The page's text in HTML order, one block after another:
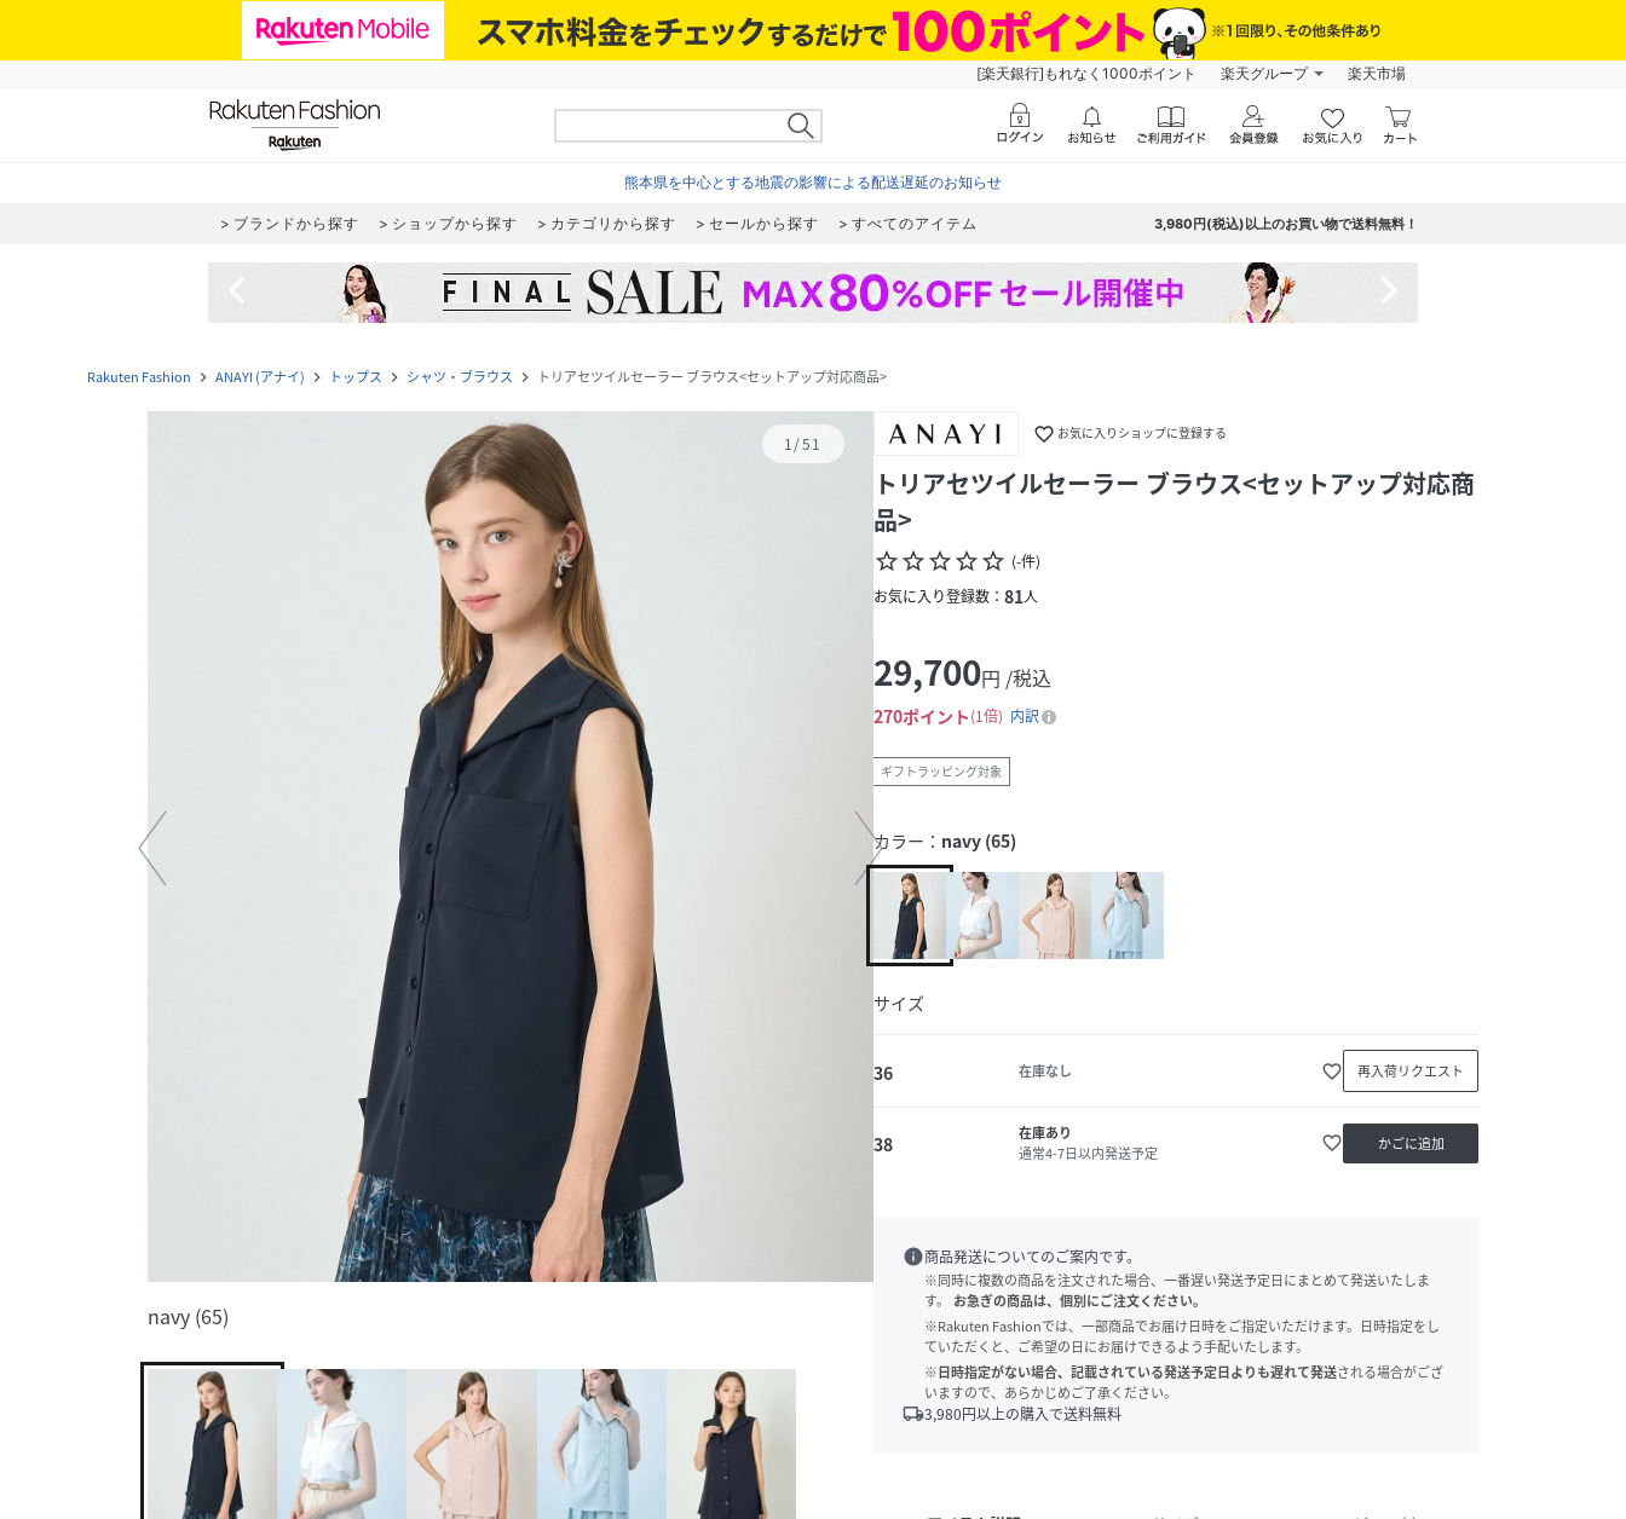
[楽天銀行]もれなく1000ポイント 楽天グループ 楽天市場
熊本県を中心とする地震の影響による配送遅延のお知らせ
ブランドから探す ショップから探す カテゴリから探す セールから探す すべてのアイテム 3,980円(税込)以上のお買い物で送料無料！
Rakuten Fashion navigate_next ANAYI (アナイ) navigate_next トップス navigate_next シャツ・ブラウス navigate_next トリアセツイルセーラー ブラウス<セットアップ対応商品>
1/51
navy (65)
favorite_border お気に入りショップに登録する
トリアセツイルセーラー ブラウス<セットアップ対応商
品>
star_borderstar_borderstar_borderstar_borderstar_border (-件)
お気に入り登録数： 81人
29,700円 /税込
270ポイント 1倍 内訳
ギフトラッピング対象
カラー： navy (65)
サイズ
36 在庫なし favorite_border 再入荷リクエスト
38
在庫あり
通常4-7日以内発送予定
favorite_border かごに追加
info商品発送についてのご案内です。
※同時に複数の商品を注文された場合、一番遅い発送予定日にまとめて発送いたしま
す。
お急ぎの商品は、個別にご注文ください。
※Rakuten Fashionでは、一部商品でお届け日時をご指定いただけます。日時指定をし
ていただくと、ご希望の日にお届けできるよう手配いたします。
※日時指定がない場合、記載されている発送予定日よりも遅れて発送される場合がござ
いますので、あらかじめご了承ください。
local_shipping3,980円以上の購入で送料無料